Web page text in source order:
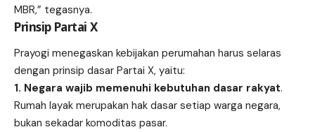
MBR,” tegasnya.
Prinsip Partai X
Prayogi menegaskan kebijakan perumahan harus selaras
dengan prinsip dasar Partai X, yaitu:
1. Negara wajib memenuhi kebutuhan dasar rakyat.
Rumah layak merupakan hak dasar setiap warga negara,
bukan sekadar komoditas pasar.